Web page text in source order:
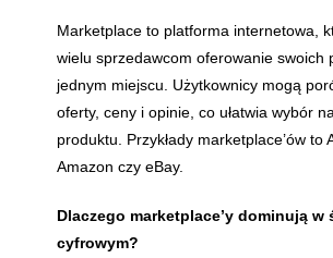
Marketplace to platforma internetowa,
wielu sprzedawcom oferowanie swoich
jednym miejscu. Użytkownicy mogą
oferty, ceny i opinie, co ułatwia wybór
produktu. Przykłady marketplace’ów to
Amazon czy eBay.
Dlaczego marketplace’y dominują w
cyfrowym?